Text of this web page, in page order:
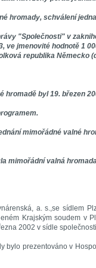
hromady, schválení
"Společnosti" v
ve jmenovité hodnotě 1
republika Německo
hromadě byl 19. březen
mimořádné valné
mimořádní valná
a. s.,se sídlem
Krajským soudem v
2002 v sídle
bylo prezentováno v